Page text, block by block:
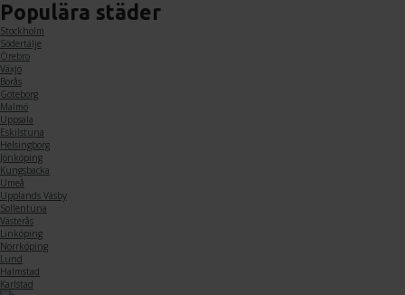
Populära städer
Stockholm
Södertälje
Örebro
Växjö
Borås
Göteborg
Malmö
Uppsala
Eskilstuna
Helsingborg
Jönköping
Kungsbacka
Umeå
Upplands Väsby
Sollentuna
Västerås
Linköping
Norrköping
Lund
Halmstad
Karlstad